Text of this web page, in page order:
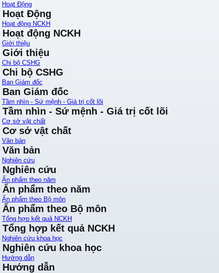
Hoạt Động
Hoạt Động
Hoạt động NCKH
Hoạt động NCKH
Giới thiệu
Giới thiệu
Chi bộ CSHG
Chi bộ CSHG
Ban Giám đốc
Ban Giám đốc
Tầm nhìn - Sứ mệnh - Giá trị cốt lõi
Tầm nhìn - Sứ mệnh - Giá trị cốt lõi
Cơ sở vật chất
Cơ sở vật chất
Văn bản
Văn bản
Nghiên cứu
Nghiên cứu
Ấn phẩm theo năm
Ấn phẩm theo năm
Ấn phẩm theo Bộ môn
Ấn phẩm theo Bộ môn
Tổng hợp kết quả NCKH
Tổng hợp kết quả NCKH
Nghiên cứu khoa học
Nghiên cứu khoa học
Hướng dẫn
Hướng dẫn